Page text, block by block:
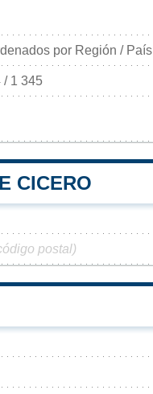
por Región / País
/ 1 345
CICERO
postal)